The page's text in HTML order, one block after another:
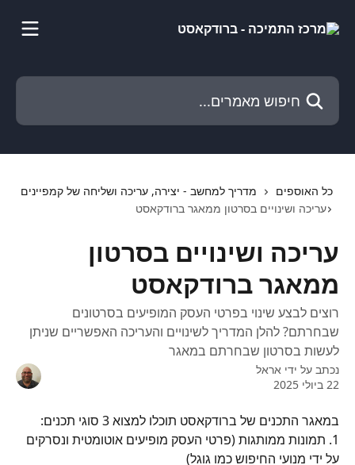
חיפוש מאמרים...
כל האוספים
מדריך למחשב - יצירה, עריכה ושליחה של קמפיינים
עריכה ושינויים בסרטון ממאגר ברודקאסט
עריכה ושינויים בסרטון
ממאגר ברודקאסט
רוצים לבצע שינוי בפרטי העסק המופיעים בסרטונים
שבחרתם? להלן המדריך לשינויים והעריכה האפשריים שניתן
לעשות בסרטון שבחרתם במאגר
נכתב על ידי אראל
22 ביולי 2025
במאגר התכנים של ברודקאסט תוכלו למצוא 3 סוגי תכנים:
1. תמונות ממותגות (פרטי העסק מופיעים אוטומטית ונסרקים
על ידי מנועי החיפוש כמו גוגל)